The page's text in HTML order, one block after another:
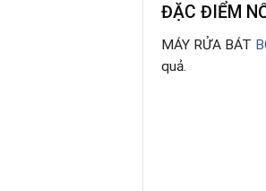
ĐẶC ĐIỂM
MÁY RỬA BÁT
quả.